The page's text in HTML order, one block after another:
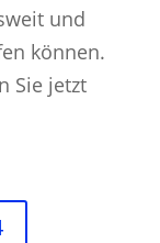
und
können.
Sie jetzt